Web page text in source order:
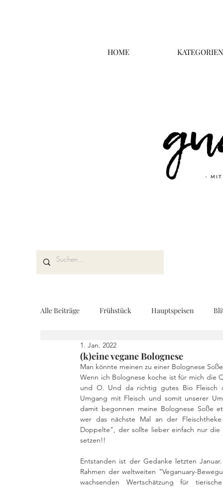
HOME KATEGORIEN
Alle Beiträge Frühstück Hauptspeisen
Kuchen und Desserts
Drinks Fingerfood Geschenke aus der
REZEPTKARTEN Rezeptvideo vegan
(k)eine vegane Bolognese
1. Jan. 2022
Man könnte meinen zu einer Bolognese
Wenn ich Bolognese koche ist für mich die
und O. Und da richtig gutes Bio Fleisch
Umgang mit Fleisch und somit unserer
damit begonnen meine Bolognese Soße
wer das nächste Mal an der
Doppelte", der sollte lieber einfach nur
setzen!!
Entstanden ist der Gedanke letzten
Rahmen der weltweiten "Veganuary-
wachsenden Wertschätzung für